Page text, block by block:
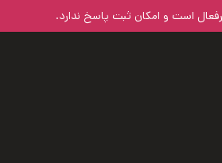
است و امکان ثبت پاسخ ندارد.